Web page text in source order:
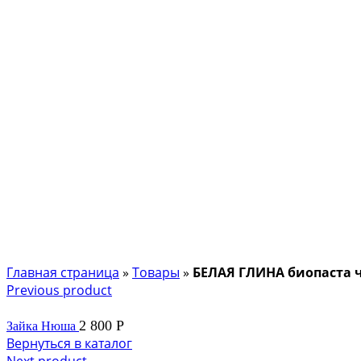
Главная страница » Товары » БЕЛАЯ ГЛИНА биопаста
Previous product
Зайка Нюша 2 800 Р
Вернуться в каталог